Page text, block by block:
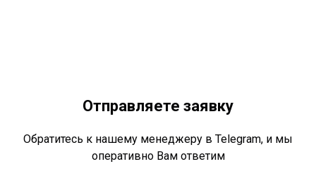
Отправляете заявку
Обратитесь к нашему менеджеру в Telegram, и мы
оперативно Вам ответим